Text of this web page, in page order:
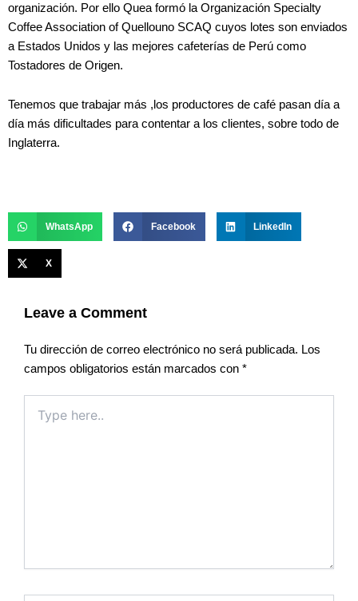
organización. Por ello Quea formó la Organización Specialty
Coffee Association of Quellouno SCAQ cuyos lotes son enviados
a Estados Unidos y las mejores cafeterías de Perú como
Tostadores de Origen.
Tenemos que trabajar más ,los productores de café pasan día a
día más dificultades para contentar a los clientes, sobre todo de
Inglaterra.
WhatsApp Facebook LinkedIn
X
Leave a Comment
Tu dirección de correo electrónico no será publicada. Los
campos obligatorios están marcados con *
here..